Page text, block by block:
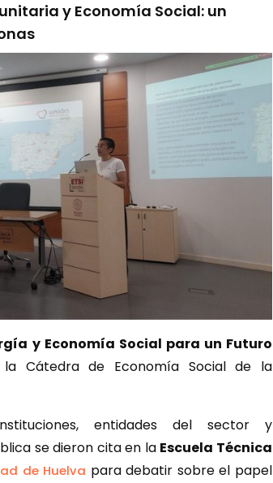
y Economía Social: un
y Economía Social para un Futuro
Cátedra de Economía Social de la
entidades del sector y
se dieron cita en la Escuela Técnica
de Huelva para debatir sobre el papel